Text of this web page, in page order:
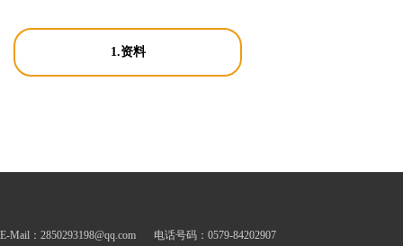
1.资料
E-Mail：2850293198@qq.com 电话号码：0579-84202907